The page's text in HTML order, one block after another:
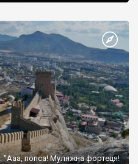
"Ааа, попса! Муляжна фортеця!